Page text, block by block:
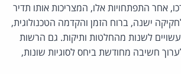
אחר התפתחויות אלו, המצריכות אותו תדיר
ישנה, ברוח הזמן והקדמה הטכנולוגית,
לשנות מהחלטות ותיקות. גם הרשות
חשיבה מחודשת ביחס לסוגיות שונות,